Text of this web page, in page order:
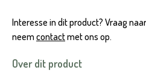
Interesse in dit product? Vraag
neem contactmet ons op.
Over dit product